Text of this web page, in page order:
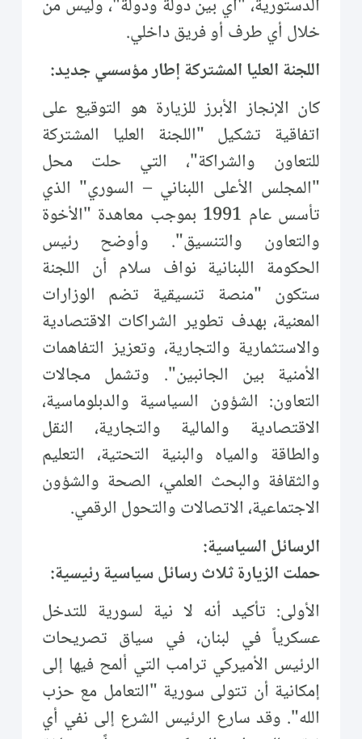
الدستورية، "أي بين دولة ودولة"، وليس من
خلال أي طرف أو فريق داخلي.
اللجنة العليا المشتركة إطار مؤسسي جديد:
كان الإنجاز الأبرز للزيارة هو التوقيع على
اتفاقية تشكيل "اللجنة العليا المشتركة
للتعاون والشراكة"، التي حلت محل
"المجلس الأعلى اللبناني – السوري" الذي
تأسس عام 1991 بموجب معاهدة "الأخوة
والتعاون والتنسيق". وأوضح رئيس
الحكومة اللبنانية نواف سلام أن اللجنة
ستكون "منصة تنسيقية تضم الوزارات
المعنية، بهدف تطوير الشراكات الاقتصادية
والاستثمارية والتجارية، وتعزيز التفاهمات
الأمنية بين الجانبين". وتشمل مجالات
التعاون: الشؤون السياسية والدبلوماسية،
الاقتصادية والمالية والتجارية، النقل
والطاقة والمياه والبنية التحتية، التعليم
والثقافة والبحث العلمي، الصحة والشؤون
الاجتماعية، الاتصالات والتحول الرقمي.
الرسائل السياسية:
حملت الزيارة ثلاث رسائل سياسية رئيسية:
الأولى: تأكيد أنه لا نية لسورية للتدخل
عسكرياً في لبنان، في سياق تصريحات
الرئيس الأميركي ترامب التي ألمح فيها إلى
إمكانية أن تتولى سورية "التعامل مع حزب
الله". وقد سارع الرئيس الشرع إلى نفي أي